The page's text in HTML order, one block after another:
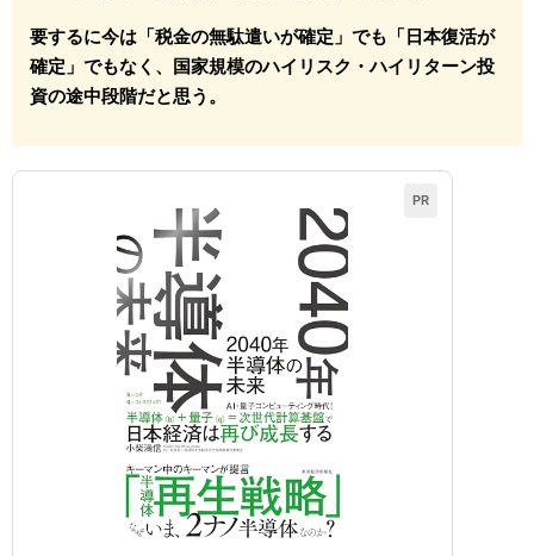
要するに今は「税金の無駄遣いが確定」でも「日本復活が
確定」でもなく、国家規模のハイリスク・ハイリターン投
資の途中段階だと思う。
PR